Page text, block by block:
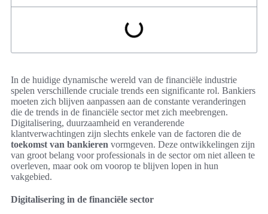
In de huidige dynamische wereld van de financiële industrie
spelen verschillende cruciale trends een significante rol. Bankiers
moeten zich blijven aanpassen aan de constante veranderingen
die de trends in de financiële sector met zich meebrengen.
Digitalisering, duurzaamheid en veranderende
klantverwachtingen zijn slechts enkele van de factoren die de
toekomst van bankieren vormgeven. Deze ontwikkelingen zijn
van groot belang voor professionals in de sector om niet alleen te
overleven, maar ook om voorop te blijven lopen in hun
vakgebied.
Digitalisering in de financiële sector